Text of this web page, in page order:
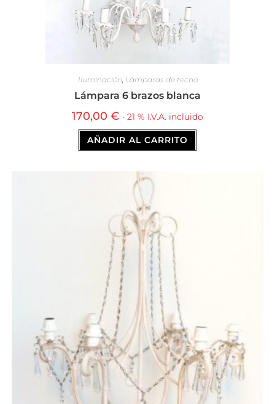
Iluminación Lámparas de techo
Lámpara 6 brazos blanca
170,00 € · 21 % I.V.A. incluido
AÑADIR AL CARRITO